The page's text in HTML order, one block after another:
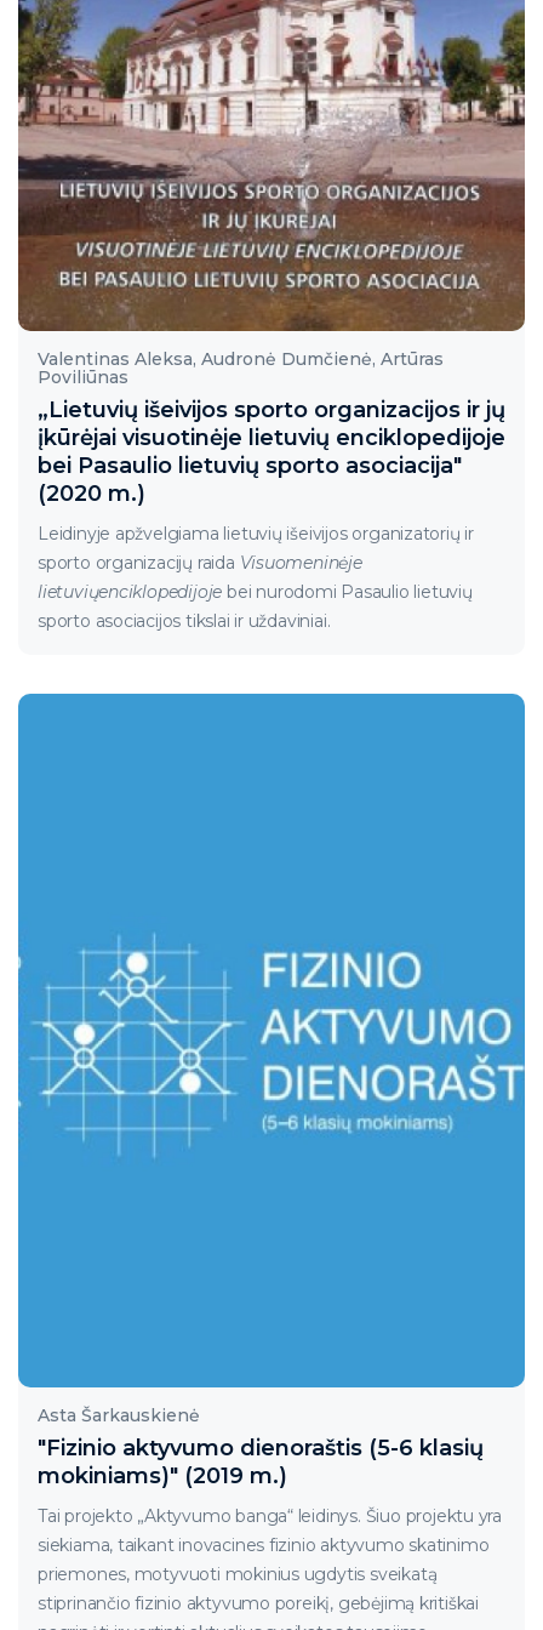
Valentinas Aleksa, Audronė Dumčienė, Artūras
Poviliūnas
„Lietuvių išeivijos sporto organizacijos ir jų
įkūrėjai visuotinėje lietuvių enciklopedijoje
bei Pasaulio lietuvių sporto asociacija"
(2020 m.)
Leidinyje apžvelgiama lietuvių išeivijos organizatorių ir
sporto organizacijų raida Visuomeninėje
lietuviųenciklopedijoje bei nurodomi Pasaulio lietuvių
sporto asociacijos tikslai ir uždaviniai.
Asta Šarkauskienė
"Fizinio aktyvumo dienoraštis (5-6 klasių
mokiniams)" (2019 m.)
Tai projekto „Aktyvumo banga“ leidinys. Šiuo projektu yra
siekiama, taikant inovacines fizinio aktyvumo skatinimo
priemones, motyvuoti mokinius ugdytis sveikatą
stiprinančio fizinio aktyvumo poreikį, gebėjimą kritiškai